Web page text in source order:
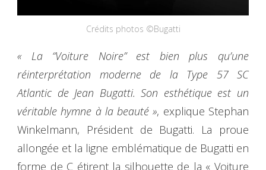
Crédits photos ©Bugatti
« La “Voiture Noire” est bien plus qu’une
réinterprétation moderne de la Type 57 SC
Atlantic de Jean Bugatti. Son esthétique est un
véritable hymne à la beauté », explique Stephan
Winkelmann, Président de Bugatti. La proue
allongée et la ligne emblématique de Bugatti en
forme de C étirent la silhouette de la « Voiture